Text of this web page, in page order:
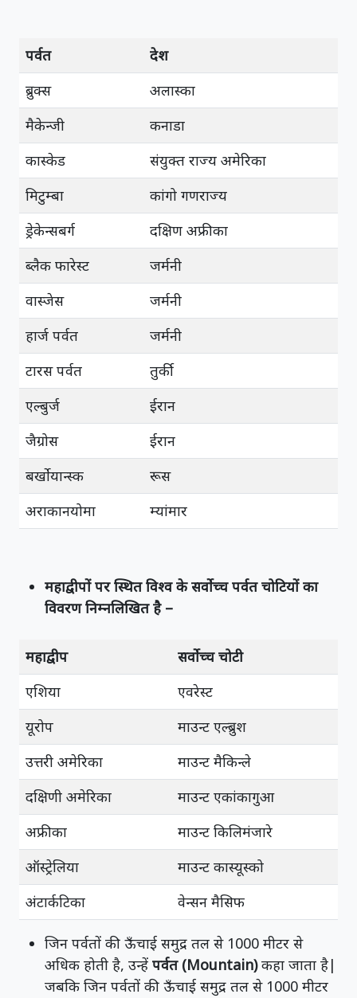
पर्वत
देश
ब्रुक्स
अलास्का
मैकेन्जी
कनाडा
कास्केड
संयुक्त राज्य अमेरिका
मिटुम्बा
कांगो गणराज्य
ड्रेकेन्सबर्ग
दक्षिण अफ्रीका
ब्लैक फारेस्ट
जर्मनी
वास्जेस
जर्मनी
हार्ज पर्वत
जर्मनी
टारस पर्वत
तुर्की
एल्बुर्ज
ईरान
जैग्रोस
ईरान
बर्खोयान्स्क
रूस
अराकानयोमा
म्यांमार
महाद्वीपों पर स्थित विश्व के सर्वोच्च पर्वत चोटियों का
विवरण निम्नलिखित है –
महाद्वीप
सर्वोच्च चोटी
एशिया
एवरेस्ट
यूरोप
माउन्ट एल्ब्रुश
उत्तरी अमेरिका
माउन्ट मैकिन्ले
दक्षिणी अमेरिका
माउन्ट एकांकागुआ
अफ्रीका
माउन्ट किलिमंजारे
ऑस्ट्रेलिया
माउन्ट कास्यूस्को
अंटार्कटिका
वेन्सन मैसिफ
जिन पर्वतों की ऊँचाई समुद्र तल से 1000 मीटर से
अधिक होती है, उन्हें पर्वत (Mountain)कहा जाता है|
जबकि जिन पर्वतों की ऊँचाई समुद्र तल से 1000 मीटर